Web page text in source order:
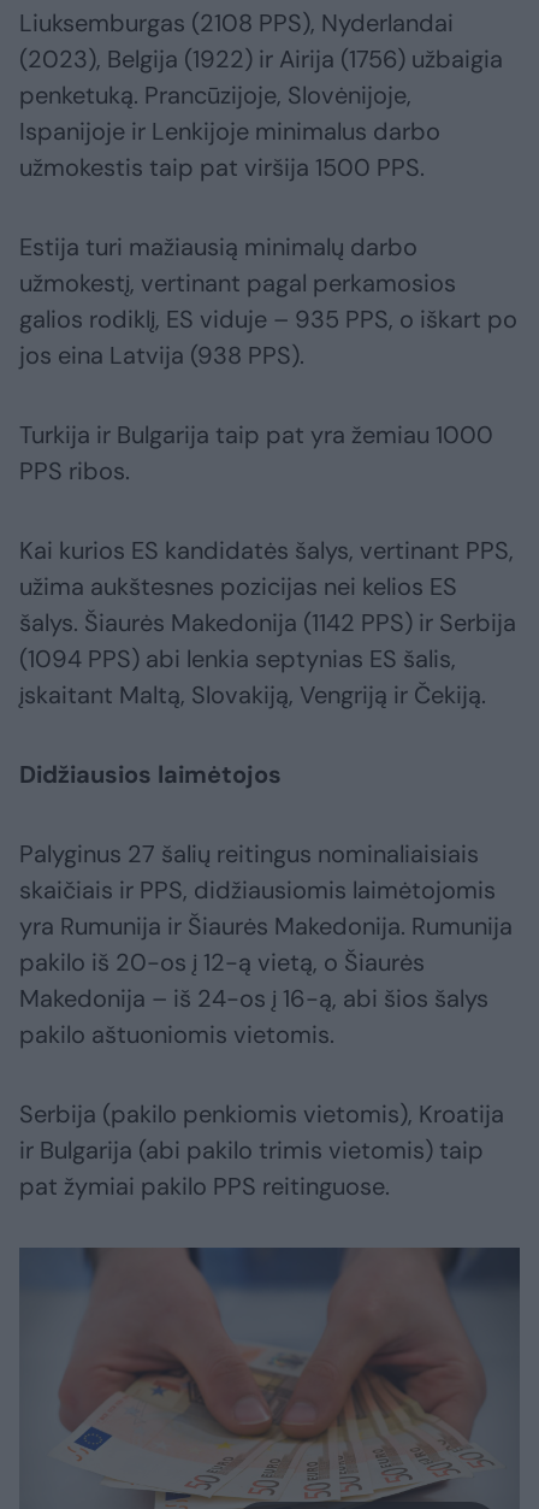
Liuksemburgas (2108 PPS), Nyderlandai
(2023), Belgija (1922) ir Airija (1756) užbaigia
penketuką. Prancūzijoje, Slovėnijoje,
Ispanijoje ir Lenkijoje minimalus darbo
užmokestis taip pat viršija 1500 PPS.
Estija turi mažiausią minimalų darbo
užmokestį, vertinant pagal perkamosios
galios rodiklį, ES viduje – 935 PPS, o iškart po
jos eina Latvija (938 PPS).
Turkija ir Bulgarija taip pat yra žemiau 1000
PPS ribos.
Kai kurios ES kandidatės šalys, vertinant PPS,
užima aukštesnes pozicijas nei kelios ES
šalys. Šiaurės Makedonija (1142 PPS) ir Serbija
(1094 PPS) abi lenkia septynias ES šalis,
įskaitant Maltą, Slovakiją, Vengriją ir Čekiją.
Didžiausios laimėtojos
Palyginus 27 šalių reitingus nominaliaisiais
skaičiais ir PPS, didžiausiomis laimėtojomis
yra Rumunija ir Šiaurės Makedonija. Rumunija
pakilo iš 20-os į 12-ą vietą, o Šiaurės
Makedonija – iš 24-os į 16-ą, abi šios šalys
pakilo aštuoniomis vietomis.
Serbija (pakilo penkiomis vietomis), Kroatija
ir Bulgarija (abi pakilo trimis vietomis) taip
pat žymiai pakilo PPS reitinguose.